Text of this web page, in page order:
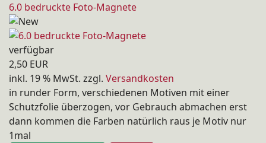
6.0 bedruckte Foto-Magnete
verfügbar
2,50 EUR
inkl. 19 % MwSt. zzgl. Versandkosten
in runder Form, verschiedenen Motiven mit einer
Schutzfolie überzogen, vor Gebrauch abmachen erst
dann kommen die Farben natürlich raus je Motiv nur
1mal